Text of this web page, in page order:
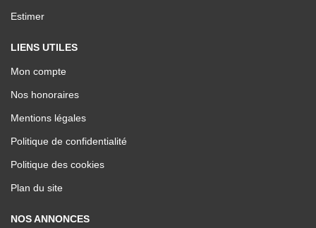
Estimer
LIENS UTILES
Mon compte
Nos honoraires
Mentions légales
Politique de confidentialité
Politique des cookies
Plan du site
NOS ANNONCES